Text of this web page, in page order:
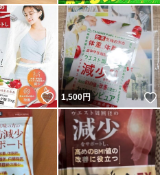
いいね！
1,500円